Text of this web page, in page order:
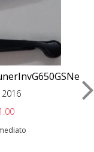
2016